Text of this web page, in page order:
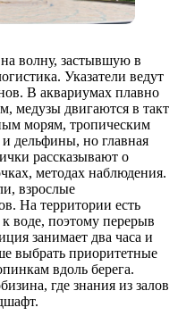
волну, застывшую в
Указатели ведут
В аквариумах плавно
медузы двигаются в такт
морям, тропическим
дельфины, но главная
рассказывают о
методах наблюдения.
взрослые
На территории есть
воде, поэтому перерыв
занимает два часа и
выбрать приоритетные
вдоль берега.
где знания из залов